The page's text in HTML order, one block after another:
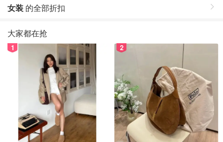
女装 的全部折扣
大家都在抢
1 2